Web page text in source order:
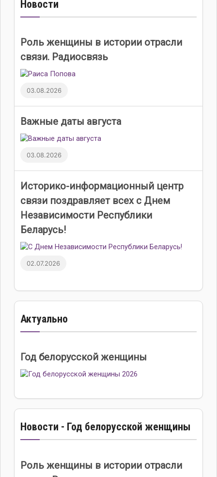
Новости
Роль женщины в истории отрасли
связи. Радиосвязь
03.08.2026
Важные даты августа
03.08.2026
Историко-информационный центр
связи поздравляет всех с Днем
Независимости Республики
Беларусь!
02.07.2026
Актуально
Год белорусской женщины
Новости - Год белорусской женщины
Роль женщины в истории отрасли